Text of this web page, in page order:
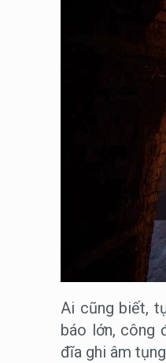
Ai cũng biết,
báo lớn, công
đĩa ghi âm